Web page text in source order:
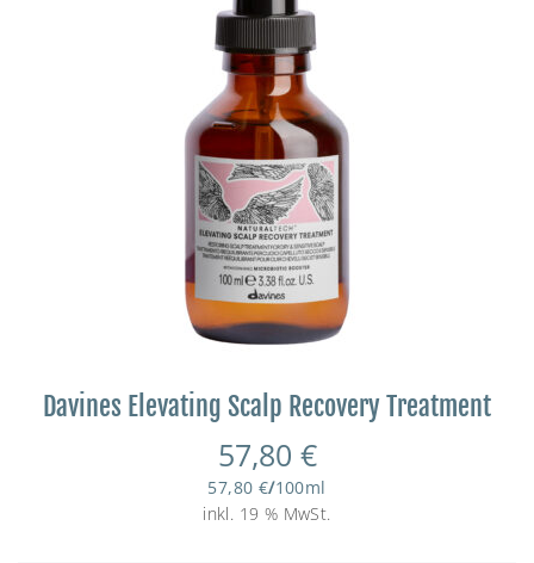
Davines Elevating Scalp Recovery Treatment
57,80 €
57,80 €/100ml
inkl. 19 % MwSt.